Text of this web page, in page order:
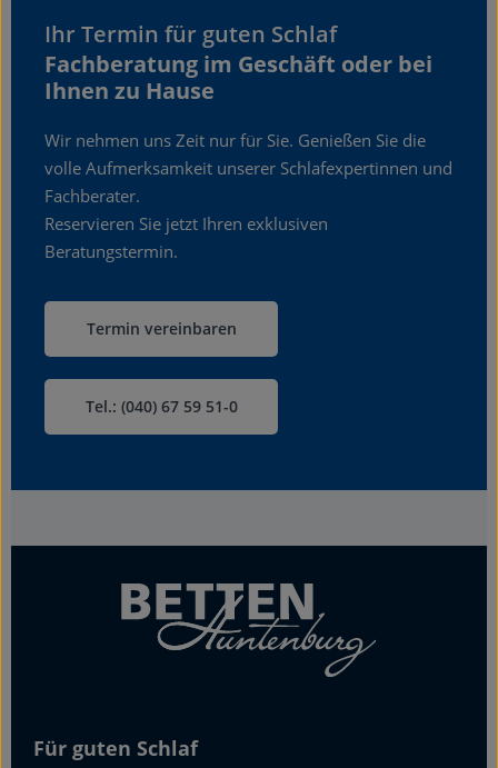
Ihr Termin für guten Schlaf
Fachberatung im Geschäft oder bei
Ihnen zu Hause
Wir nehmen uns Zeit nur für Sie. Genießen Sie die
volle Aufmerksamkeit unserer Schlafexpertinnen und
Fachberater.
Reservieren Sie jetzt Ihren exklusiven
Beratungstermin.
Termin vereinbaren
Tel.: (040) 67 59 51-0
Für guten Schlaf